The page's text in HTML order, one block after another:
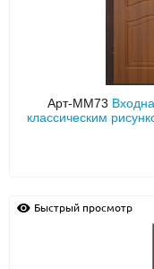
Арт-ММ73
классическим
Быстрый просмотр